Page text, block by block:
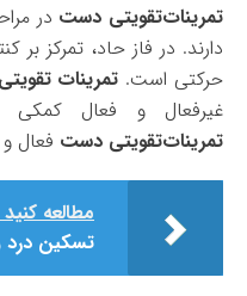
تمرینات‌تقویتی دست در
دارند. در فاز حاد، تمرکز
حرکتی است. تمرینات
غیرفعال و فعال
تمرینات‌تقویتی دست فعال
مطالعه کنید
تسکین درد